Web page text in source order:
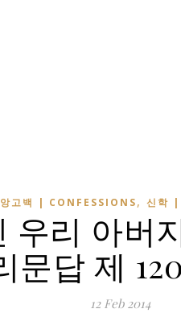
고백 | CONFESSIONS, 신학 |
우리 아버
문답 제
12 Feb 2014